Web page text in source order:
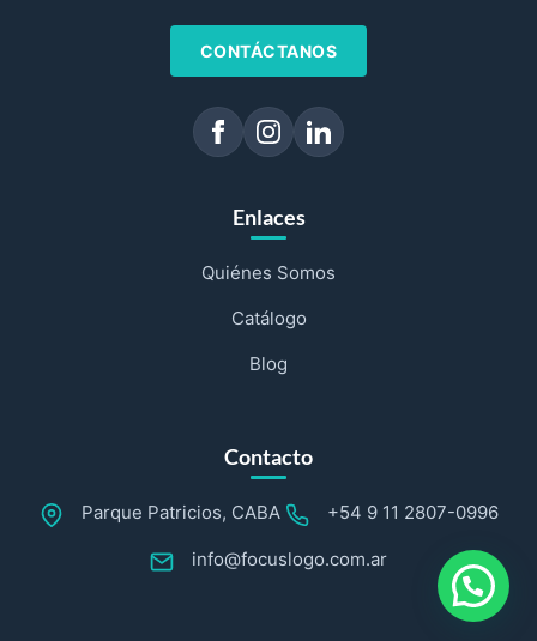
CONTÁCTANOS
Enlaces
Quiénes Somos
Catálogo
Blog
Contacto
Parque Patricios, CABA +54 9 11 2807-0996
info@focuslogo.com.ar